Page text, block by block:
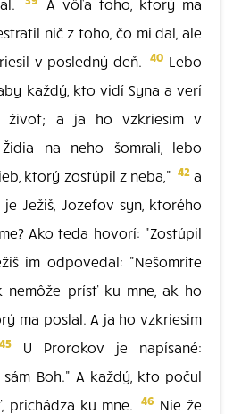
A vôľa toho, ktorý ma
nič z toho, čo mi dal, ale
v posledný deň. 40 Lebo
každý, kto vidí Syna a verí
život; a ja ho vzkriesim v
Židia na neho šomrali, lebo
ktorý zostúpil z neba," 42a
Ježiš, Jozefov syn, ktorého
Ako teda hovorí: "Zostúpil
im odpovedal: "Nešomrite
nemôže prísť ku mne, ak ho
ma poslal. A ja ho vzkriesim
45 U Prorokov je napísané:
Boh." A každý, kto počul
prichádza ku mne. 46 Nie že